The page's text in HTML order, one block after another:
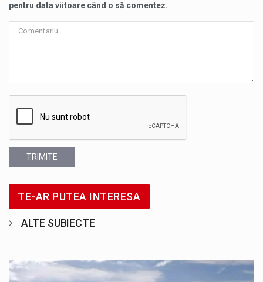
pentru data viitoare când o să comentez.
TRIMITE
TE-AR PUTEA INTERESA
ALTE SUBIECTE